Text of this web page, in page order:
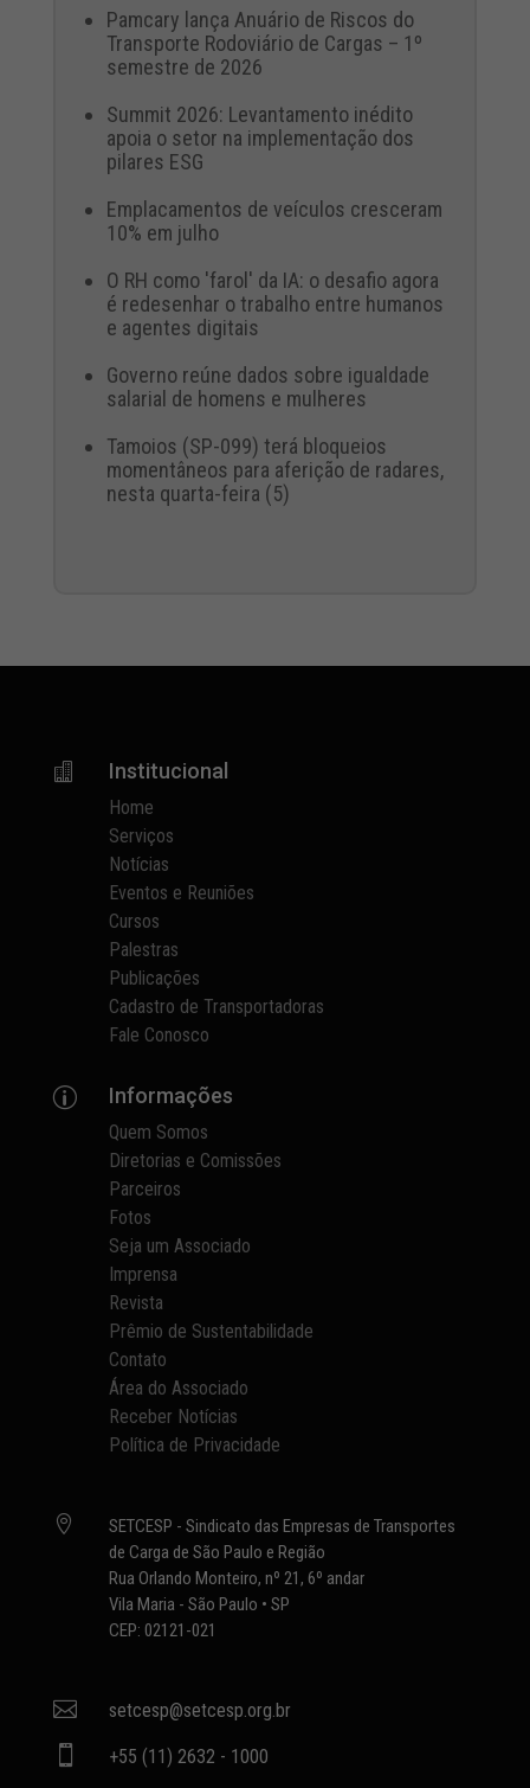
Pamcary lança Anuário de Riscos do
Transporte Rodoviário de Cargas – 1º
semestre de 2026
Summit 2026: Levantamento inédito
apoia o setor na implementação dos
pilares ESG
Emplacamentos de veículos cresceram
10% em julho
O RH como 'farol' da IA: o desafio agora
é redesenhar o trabalho entre humanos
e agentes digitais
Governo reúne dados sobre igualdade
salarial de homens e mulheres
Tamoios (SP-099) terá bloqueios
momentâneos para aferição de radares,
nesta quarta-feira (5)
 Institucional
Home
Serviços
Notícias
Eventos e Reuniões
Cursos
Palestras
Publicações
Cadastro de Transportadoras
Fale Conosco
p Informações
Quem Somos
Diretorias e Comissões
Parceiros
Fotos
Seja um Associado
Imprensa
Revista
Prêmio de Sustentabilidade
Contato
Área do Associado
Receber Notícias
Política de Privacidade

SETCESP - Sindicato das Empresas de Transportes
de Carga de São Paulo e Região
Rua Orlando Monteiro, nº 21, 6º andar
Vila Maria - São Paulo • SP
CEP: 02121-021
 setcesp@setcesp.org.br
 +55 (11) 2632 - 1000